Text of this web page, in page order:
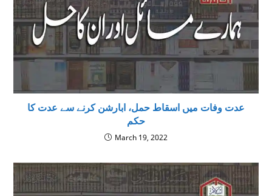
عدت وفات میں اسقاط حمل، ابارشن کرنے سے عدت کا
حکم
March 19, 2022